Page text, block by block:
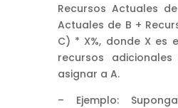
Recursos Actuales
Actuales de B +
C) * X%, donde X es
recursos
asignar a A.
– Ejemplo: